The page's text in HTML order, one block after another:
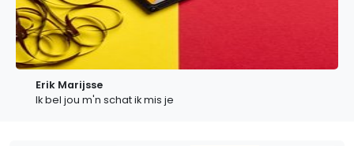
Erik Marijsse
Ik bel jou m'n schat ik mis je